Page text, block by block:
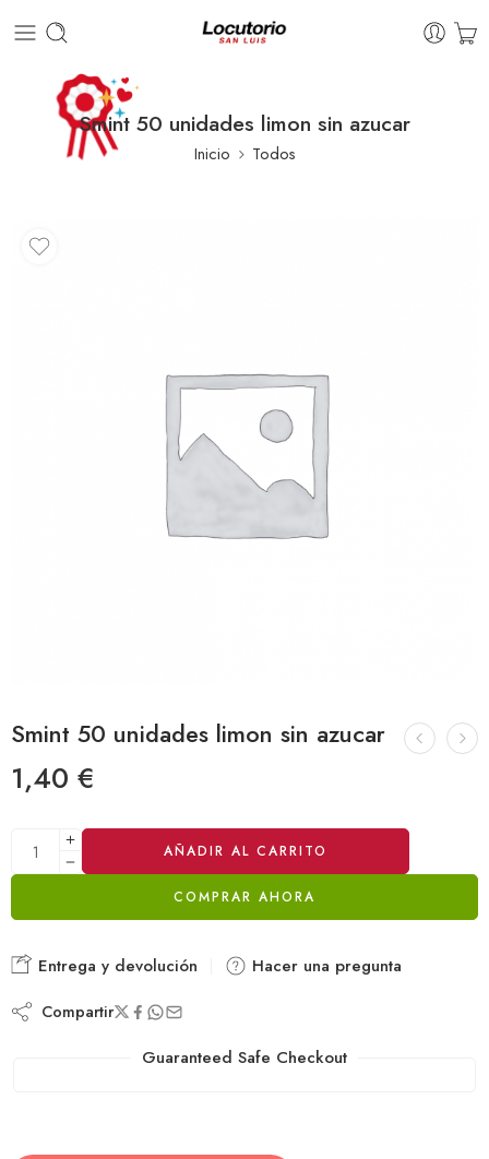
Smint 50 unidades limon sin azucar
Inicio Todos
Smint 50 unidades limon sin azucar
1,40 €
AÑADIR AL CARRITO
COMPRAR AHORA
Alternative:
Entrega y devolución Hacer una pregunta
Compartir
Guaranteed Safe Checkout